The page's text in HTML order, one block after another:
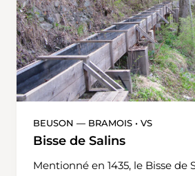
BEUSON — BRAMOIS • VS
Bisse de Salins
Mentionné en 1435, le Bisse de